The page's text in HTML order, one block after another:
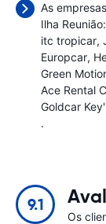
As
Ilha Reunião:
itc tropicar
Europcar
Green
Ace Rental
Goldcar
.
9.1
Os